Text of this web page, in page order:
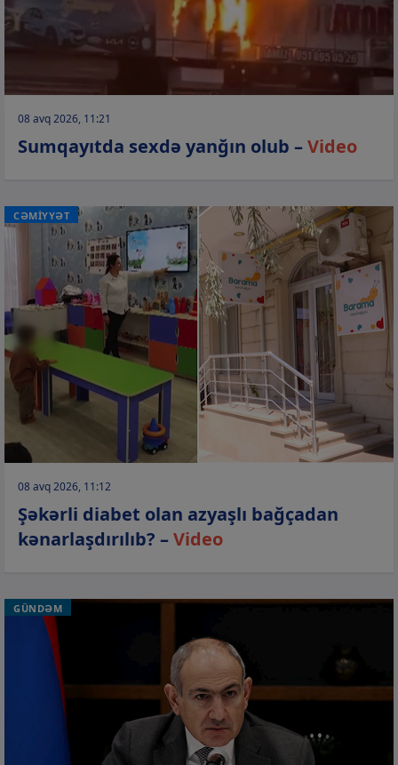
08 avq 2026, 11:21
Sumqayıtda sexdə yanğın olub –Video
CƏMİYYƏT
08 avq 2026, 11:12
Şəkərli diabet olan azyaşlı bağçadan
kənarlaşdırılıb? –Video
GÜNDƏM